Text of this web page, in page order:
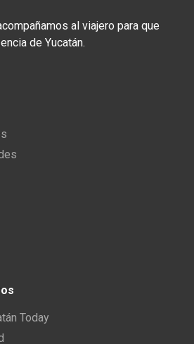
al viajero para que
de Yucatán.
Today